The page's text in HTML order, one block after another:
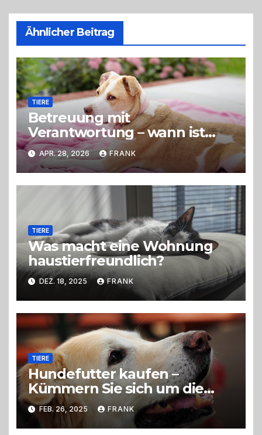
Ähnlicher Beitrag
TIERE
Betreuung mit
Verantwortung – wann ist
eine Hundepension die
richtige Wahl?
APR. 28, 2026 FRANK
TIERE
Was macht eine Wohnung
haustierfreundlich?
DEZ. 18, 2025 FRANK
TIERE
Hundefutter kaufen –
Kümmern Sie sich um die
richtige Ernährung Ihres
Haustiers
FEB. 26, 2025 FRANK